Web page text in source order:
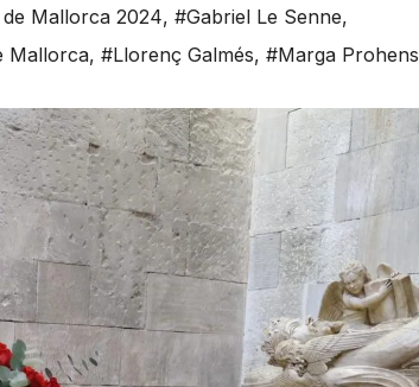
de Mallorca 2024, #Gabriel Le Senne,
Mallorca, #Llorenç Galmés, #Marga Prohens